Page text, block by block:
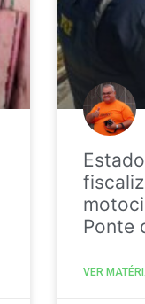
Ponte
VER